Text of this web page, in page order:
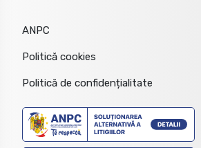
ANPC
Politică cookies
Politică de confidențialitate